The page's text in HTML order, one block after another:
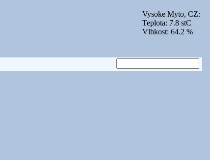
Vysoke Myto, CZ:
Teplota: 7.8 stC
Vlhkost: 64.2 %